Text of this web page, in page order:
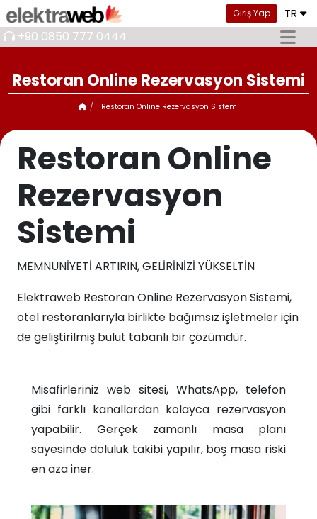
Giriş Yap TR
+90 0850 777 0444
Restoran Online Rezervasyon Sistemi
Restoran Online Rezervasyon Sistemi
Restoran Online
Rezervasyon
Sistemi
MEMNUNİYETİ ARTIRIN, GELİRİNİZİ YÜKSELTİN
Elektraweb Restoran Online Rezervasyon Sistemi,
otel restoranlarıyla birlikte bağımsız işletmeler için
de geliştirilmiş bulut tabanlı bir çözümdür.​
Misafirleriniz web sitesi, WhatsApp, telefon
gibi farklı kanallardan kolayca rezervasyon
yapabilir. Gerçek zamanlı masa planı
sayesinde doluluk takibi yapılır, boş masa riski
en aza iner.​